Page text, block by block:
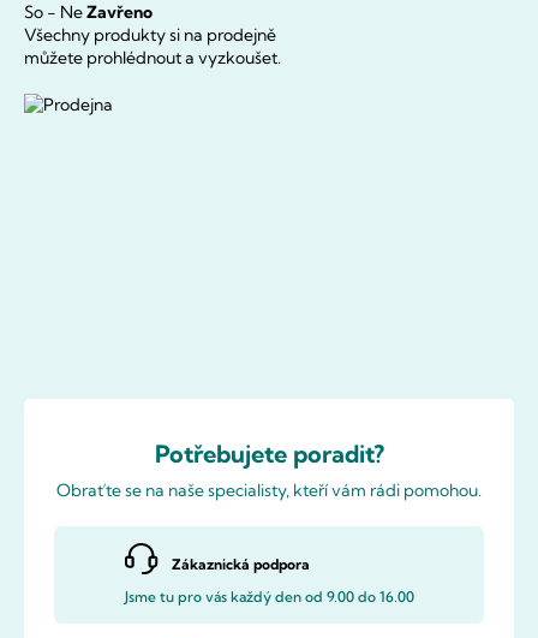
So - NeZavřeno
Všechny produkty si na prodejně
můžete prohlédnout a vyzkoušet.
Potřebujete poradit?
Obraťte se na naše specialisty, kteří vám rádi pomohou.
Zákaznická podpora
Jsme tu pro vás každý den od 9.00 do 16.00